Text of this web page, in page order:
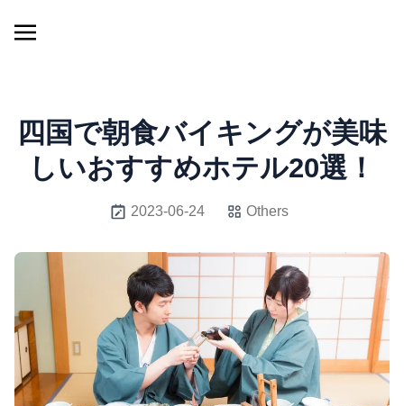
四国で朝食バイキングが美味
しいおすすめホテル20選！
2023-06-24 Others